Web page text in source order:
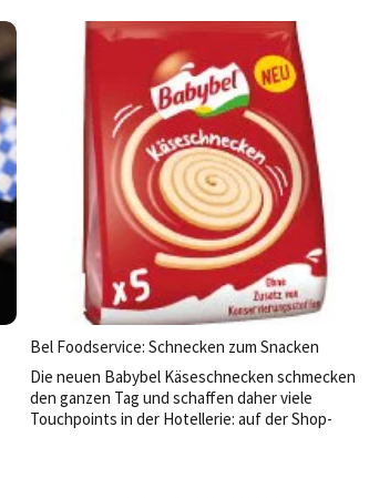
Bel Foodservice: Schnecken zum Snacken
Die neuen Babybel Käseschnecken schmecken
den ganzen Tag und schaffen daher viele
Touchpoints in der Hotellerie: auf der Shop-